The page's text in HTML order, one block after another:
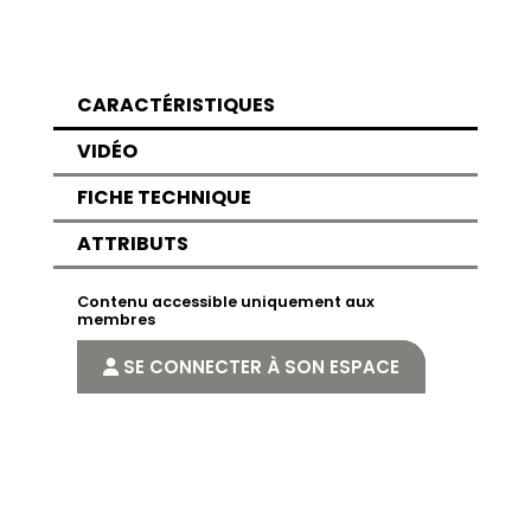
CARACTÉRISTIQUES
VIDÉO
FICHE TECHNIQUE
ATTRIBUTS
Contenu accessible uniquement aux
membres
SE CONNECTER À SON ESPACE